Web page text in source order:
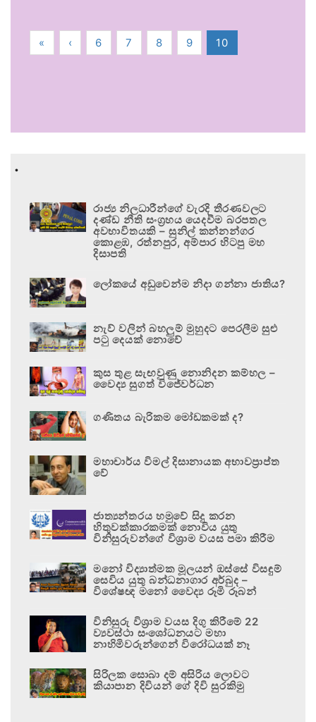
« ‹ 6 7 8 9 10
.
රාජ්‍ය නිලධාරීන්ගේ වැරදි තීරණවලට
දණ්ඩ නීති සංග්‍රහය යෙදවීම බරපතල
අවභාවිතයකි – සුනිල් කන්නන්ගර
කොළඹ, රත්නපුර, අම්පාර හිටපු මහ
දිසාපති
ලෝකයේ අඩුවෙන්ම නිදා ගන්නා ජාතිය?
නැව් වලින් බහලුම් මුහුදට පෙරලීම සුළු
පටු දෙයක් නොවේ
කුස තුළ සැඟවුණු නොනිදන කම්හල –
වෛද්‍ය සුගත් විජේවර්ධන
ගණිතය බැරිකම මෝඩකමක් ද?
මහාචාර්ය විමල් දිසානායක අභාවප්‍රාප්ත
වේ
ජාත්‍යන්තරය හමුවේ සිදු කරන
හිතුවක්කාරකමක් නොවිය යුතු
විනිසුරුවන්ගේ විශ්‍රාම වයස පමා කිරීම
මනෝ විද්‍යාත්මක මූලයන් ඔස්සේ විසඳුම්
සෙවිය යුතු බන්ධනාගාර අර්බුද –
විශේෂඥ මනෝ වෛද්‍ය රූමි රූබන්
විනිසුරු විශ්‍රාම වයස දිගු කිරීමේ 22
ව්‍යවස්ථා සංශෝධනයට මහා
නාහිමිවරුන්ගෙන් විරෝධයක් නෑ
සිරිලක සොබා දම් අසිරිය ලොවට
කියාපාන දිවියන් ගේ දිවි සුරකිමු